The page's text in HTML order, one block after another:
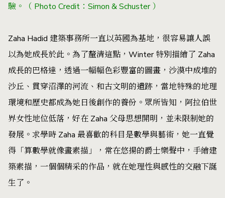
驗。（ Photo Credit：Simon & Schuster ）
Zaha Hadid 建築事務所一直以英國為基地，很容易讓人誤
以為她成長於此。為了釐清這點，Winter 特別描繪了 Zaha
成長的巴格達，透過一幅幅色彩豐富的圖畫，沙漠中成堆的
沙丘、貫穿沼澤的河流、和古文明的遺跡，當地特殊的地理
環境和歷史都成為她日後創作的養份。眾所皆知，阿拉伯世
界女性地位低落，好在 Zaha 父母思想開明，並未限制她的
發展。求學時 Zaha 最喜歡的科目是數學與藝術，她一直覺
得「算數學就像畫素描」，常在悠揚的爵士樂聲中，手繪建
築素描，一個個精采的作品，就在她理性與感性的交融下誕
生了。